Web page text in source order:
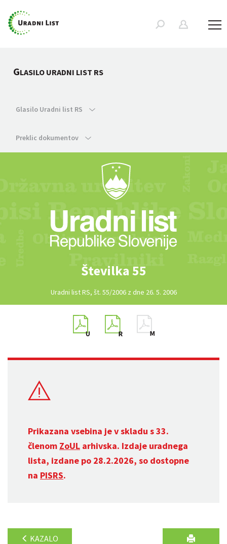
GLASILO URADNI LIST RS
Glasilo Uradni list RS
Preklic dokumentov
Številka 55
Uradni list RS, št. 55/2006 z dne 26. 5. 2006
Prikazana vsebina je v skladu s 33.
členom ZoUL arhivska. Izdaje uradnega
lista, izdane po 28.2.2026, so dostopne
na PISRS.
KAZALO